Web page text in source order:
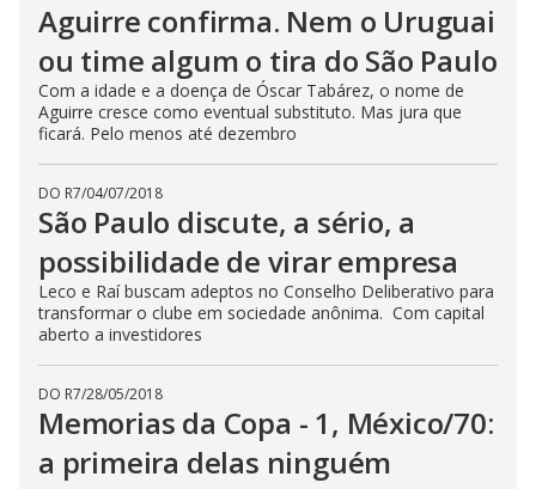
Aguirre confirma. Nem o Uruguai
ou time algum o tira do São Paulo
Com a idade e a doença de Óscar Tabárez, o nome de
Aguirre cresce como eventual substituto. Mas jura que
ficará. Pelo menos até dezembro
DO R7/04/07/2018
São Paulo discute, a sério, a
possibilidade de virar empresa
Leco e Raí buscam adeptos no Conselho Deliberativo para
transformar o clube em sociedade anônima. Com capital
aberto a investidores
DO R7/28/05/2018
Memorias da Copa - 1, México/70:
a primeira delas ninguém